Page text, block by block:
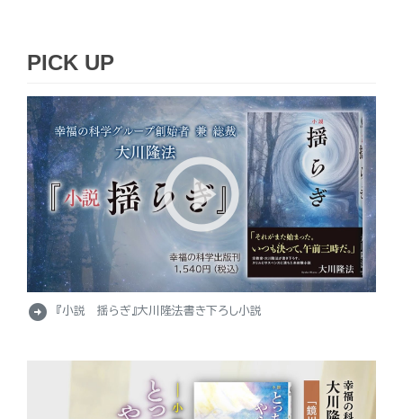
PICK UP
arrow_circle_right 『小説 揺らぎ』大川隆法書き下ろし小説